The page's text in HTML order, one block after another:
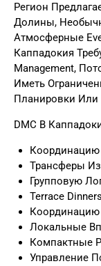
Регион
Долины,
Атмосферные
Каппадокия
Management,
Иметь
Планировки
DMC В
Координацию
Трансферы
Групповую
Terrace
Локальные
Компактные
Управление